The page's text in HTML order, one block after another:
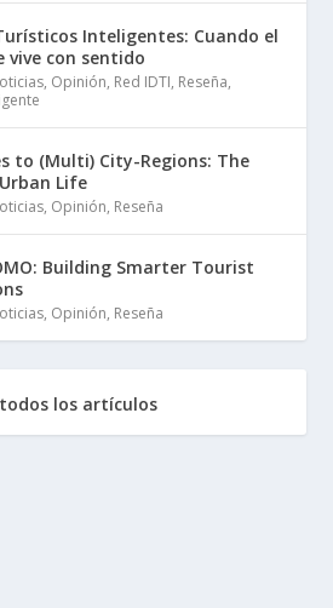
Inteligentes: Cuando el
vive con sentido
, Opinión, Red IDTI, Reseña,
to (Multi) City-Regions: The
Life
, Opinión, Reseña
Building Smarter Tourist
, Opinión, Reseña
los artículos